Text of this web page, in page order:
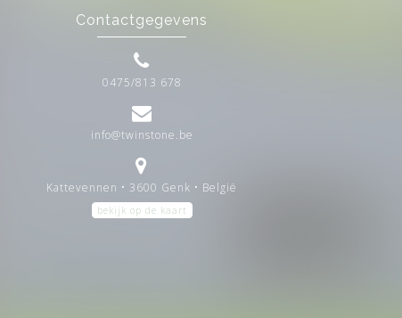
Contactgegevens
0475/813 678
info@twinstone.be
Kattevennen • 3600 Genk • België
bekijk op de kaart